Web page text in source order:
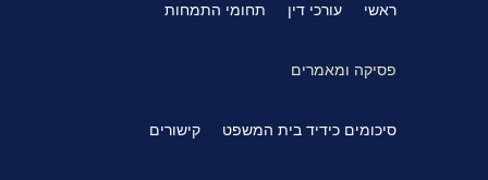
ראשי עורכי דין תחומי התמחות
פסיקה ומאמרים
סיכומים כידיד בית המשפט קישורים